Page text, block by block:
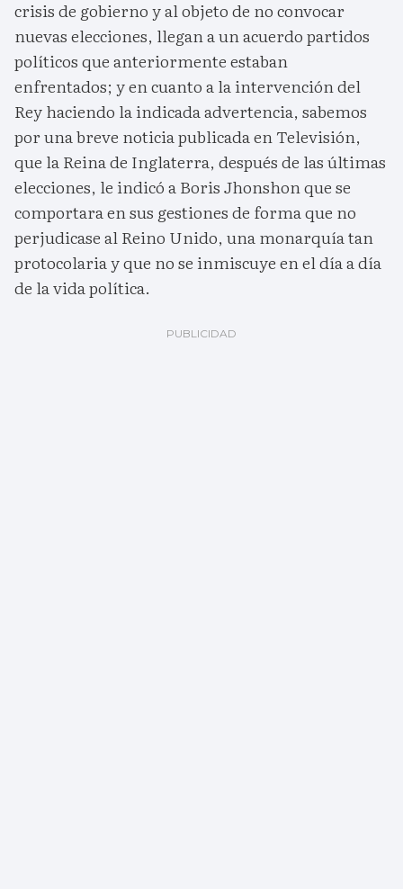
crisis de gobierno y al objeto de no convocar
nuevas elecciones, llegan a un acuerdo partidos
políticos que anteriormente estaban
enfrentados; y en cuanto a la intervención del
Rey haciendo la indicada advertencia, sabemos
por una breve noticia publicada en Televisión,
que la Reina de Inglaterra, después de las últimas
elecciones, le indicó a Boris Jhonshon que se
comportara en sus gestiones de forma que no
perjudicase al Reino Unido, una monarquía tan
protocolaria y que no se inmiscuye en el día a día
de la vida política.